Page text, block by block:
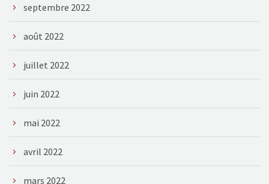
septembre 2022
août 2022
juillet 2022
juin 2022
mai 2022
avril 2022
mars 2022